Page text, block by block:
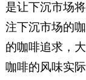
是让下沉市场
注下沉市场的
的咖啡追求，
咖啡的风味实